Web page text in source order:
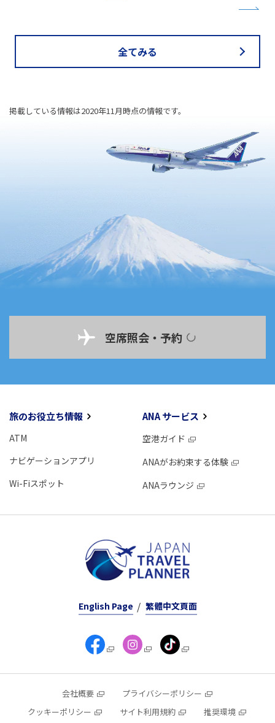
全てみる
掲載している情報は2020年11月時点の情報です。
空席照会・予約
旅のお役立ち情報
ATM
ナビゲーションアプリ
Wi-Fiスポット
ANA サービス
空港ガイド
ANAがお約束する体験
ANAラウンジ
English Page 繁體中文頁面
会社概要
プライバシーポリシー
クッキーポリシー
サイト利用規約 推奨環境